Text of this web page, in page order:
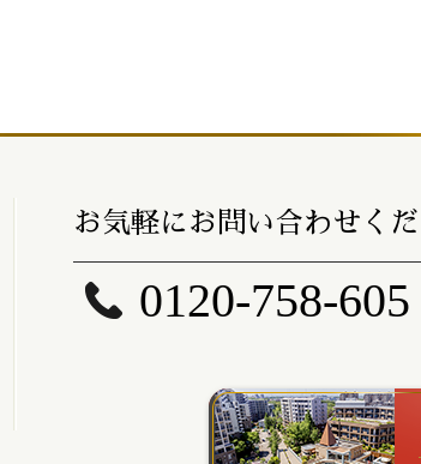
お気軽にお問い合わせく
0120-758-605